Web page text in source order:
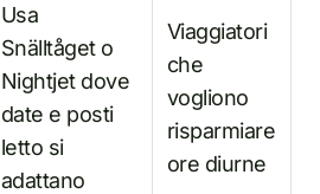
Usa
Snälltåget o
Nightjet dove
date e posti
letto si
adattano
Viaggiatori
che
vogliono
risparmiare
ore diurne